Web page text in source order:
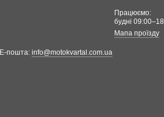
Працюємо:
будні
Мапа проїзду
Е-пошта:info@motokvartal.com.ua